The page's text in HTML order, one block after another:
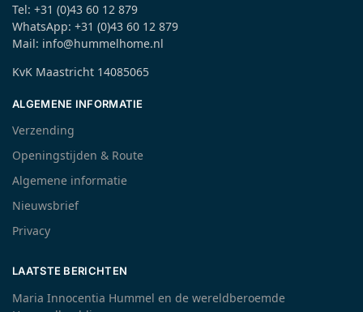
Tel: +31 (0)43 60 12 879
WhatsApp: +31 (0)43 60 12 879
Mail: info@hummelhome.nl
KvK Maastricht 14085065
ALGEMENE INFORMATIE
Verzending
Openingstijden & Route
Algemene informatie
Nieuwsbrief
Privacy
LAATSTE BERICHTEN
Maria Innocentia Hummel en de wereldberoemde